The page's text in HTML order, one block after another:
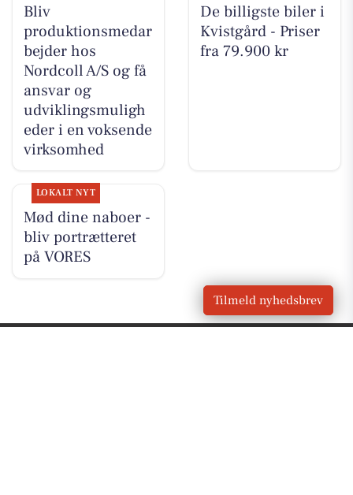
Bliv
produktionsmedar
bejder hos
Nordcoll A/S og få
ansvar og
udviklingsmuligh
eder i en voksende
virksomhed
De billigste biler i
Kvistgård - Priser
fra 79.900 kr
LOKALT NYT
Mød dine naboer -
bliv portrætteret
på VORES
Tilmeld nyhedsbrev